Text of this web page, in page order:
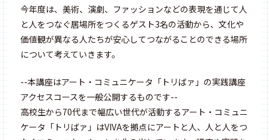
今年度は、美術、演劇、ファッションなどの表現を通じて人
と人をつなぐ居場所をつくるゲスト3名の活動から、文化や
価値観が異なる人たちが安心してつながることのできる場所
について考えていきます。
--本講座はアート・コミュニケータ「トリばァ」の実践講座
アクセスコースを一般公開するものです--
高校生から70代まで幅広い世代が活動するアート・コミュニ
ケータ「トリばァ」はVIVAを拠点にアートと人、人と人をつ